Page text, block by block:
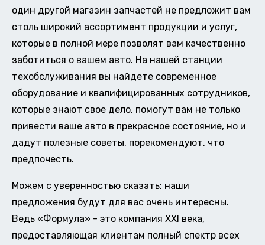
один другой магазин запчастей не предложит вам
столь широкий ассортимент продукции и услуг,
которые в полной мере позволят вам качественно
заботиться о вашем авто. На нашей станции
техобслуживания вы найдете современное
оборудование и квалифицированных сотрудников,
которые знают свое дело, помогут вам не только
привести ваше авто в прекрасное состояние, но и
дадут полезные советы, порекомендуют, что
предпочесть.
Можем с уверенностью сказать: наши
предложения будут для вас очень интересны.
Ведь «Формула» - это компания XXI века,
предоставляющая клиентам полный спектр всех